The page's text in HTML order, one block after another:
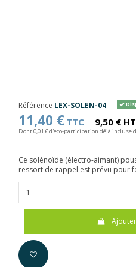
Référence LEX-SOLEN-04
11,40 € TTC 9,50 € HT
Dont 0,01 € d'eco-participation déjà incluse
Ce solénoïde (électro-aimant)
ressort de rappel est prévu pour